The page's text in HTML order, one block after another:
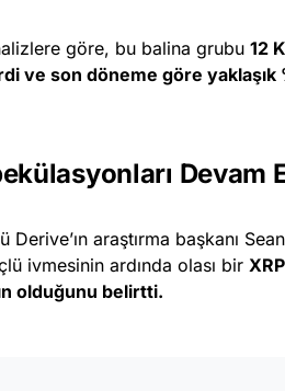
göre, bu balina grubu 12
ve son döneme göre yaklaşık
Devam
araştırma başkanı
ivmesinin ardında olası bir
olduğunu belirtti.